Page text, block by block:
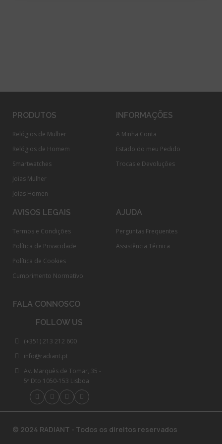
PRODUTOS
Relógios de Mulher
Relógios de Homem
Smartwatches
Joias Mulher
Joias Homen
INFORMAÇÕES
A Minha Conta
Estado do meu Pedido
Trocas e Devoluções
AVISOS LEGAIS
Termos e Condições
Política de Privacidade
Política de Cookies
Cumprimento Normativo​
AJUDA
Perguntas Frequentes
Assistência Técnica
FALA CONNOSCO
(+351) 213 212 600
info@radiant.pt
Av. Marquês de Tomar, 35 -
5º Dto 1050-153 Lisboa
FOLLOW US
© 2024 RADIANT - Todos os direitos reservados